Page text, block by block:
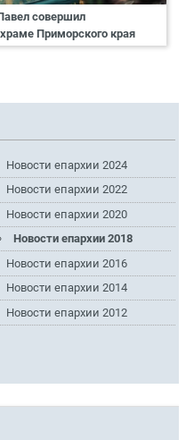
совершил
Приморского края
Новости епархии 2024
Новости епархии 2022
Новости епархии 2020
Новости епархии 2018
Новости епархии 2016
Новости епархии 2014
Новости епархии 2012